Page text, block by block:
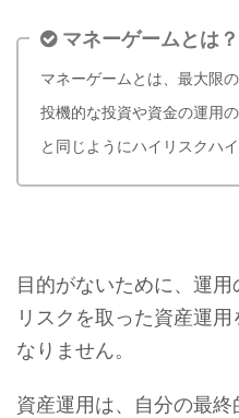
マネーゲームとは？
マネーゲームとは、最大限
投機的な投資や資金の運用
と同じようにハイリスクハ
目的がないために、運
リスクを取った資産運
なりません。
資産運用は、自分の最